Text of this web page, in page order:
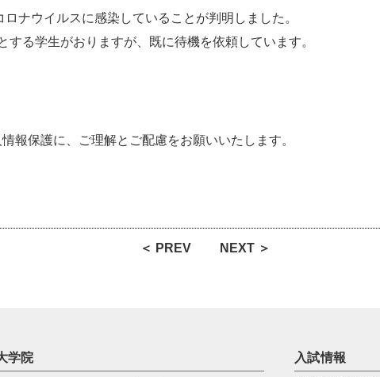
ナウイルスに感染していることが判明しました。
る学生がおりますが、既に待機を依頼しています。
報保護に、ご理解とご配慮をお願いいたします。
＜ PREV NEXT ＞
学院 入試情報